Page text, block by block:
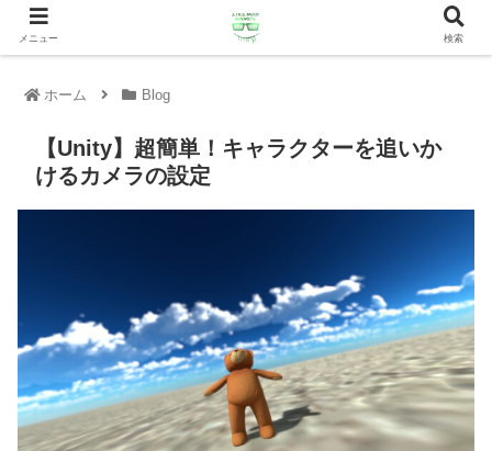
ホーム Blog
【Unity】超簡単！キャラクターを追いか
けるカメラの設定
メニュー 検索